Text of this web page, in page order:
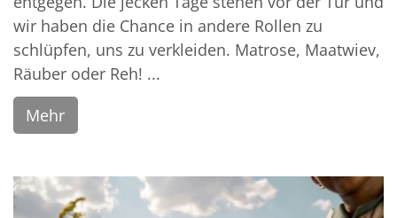
wir haben die Chance in andere Rollen zu
schlüpfen, uns zu verkleiden. Matrose, Maatwiev,
Räuber oder Reh! ...
Mehr